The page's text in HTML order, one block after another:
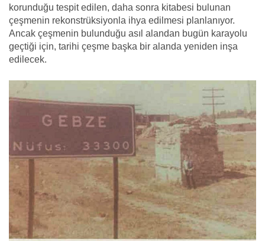
korunduğu tespit edilen, daha sonra kitabesi bulunan
çeşmenin rekonstrüksiyonla ihya edilmesi planlanıyor.
Ancak çeşmenin bulunduğu asıl alandan bugün karayolu
geçtiği için, tarihi çeşme başka bir alanda yeniden inşa
edilecek.